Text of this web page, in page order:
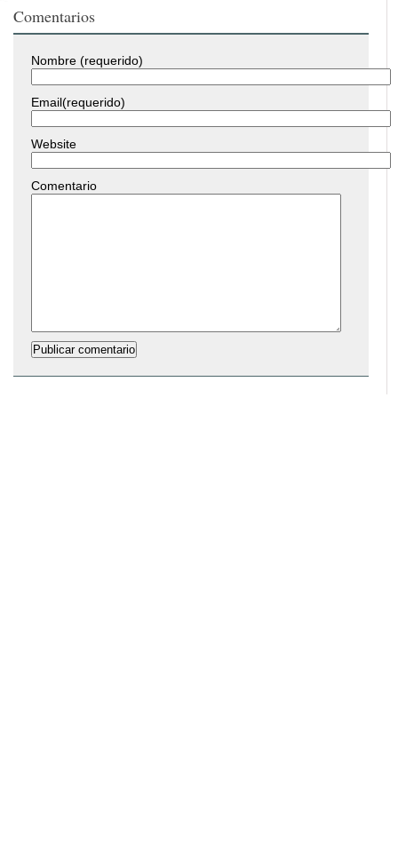
Comentarios
Nombre (requerido)
Email(requerido)
Website
Comentario